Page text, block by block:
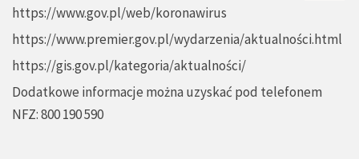
https://www.gov.pl/web/koronawirus
https://www.premier.gov.pl/wydarzenia/aktualności.html
https://gis.gov.pl/kategoria/aktualności/
Dodatkowe informacje można uzyskać pod telefonem
NFZ: 800 190 590